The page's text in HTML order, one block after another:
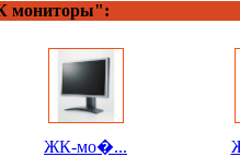
мониторы":
ЖК-мо�...